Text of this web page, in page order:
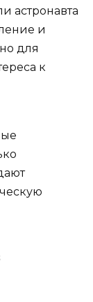
астронавта
и
для
к